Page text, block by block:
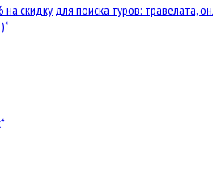
скидку для поиска туров: травелата,